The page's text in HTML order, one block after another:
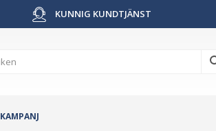
KUNNIG KUNDTJÄNST
KAMPANJ